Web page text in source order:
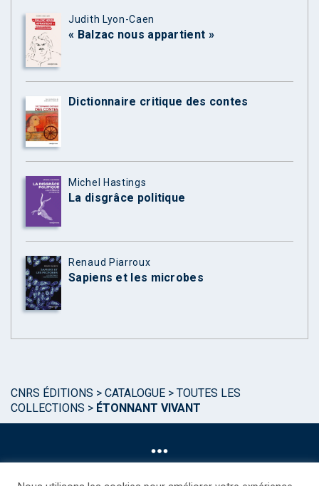
Judith Lyon-Caen
« Balzac nous appartient »
Dictionnaire critique des contes
Michel Hastings
La disgrâce politique
Renaud Piarroux
Sapiens et les microbes
CNRS ÉDITIONS > CATALOGUE > TOUTES LES
COLLECTIONS > ÉTONNANT VIVANT